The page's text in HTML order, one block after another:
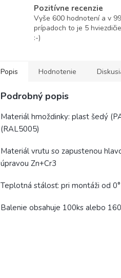
Pozitívne recenzie
Vyše 600 hodnotení a v
prípadoch to je 5
:-)
Popis Hodnotenie
Podrobný popis
Materiál hmoždinky: plast šedý
(RAL5005)
Materiál vrutu so zapustenou
úpravou Zn+Cr3
Teplotná stálosť: pri montáži od
Balenie obsahuje 100ks alebo